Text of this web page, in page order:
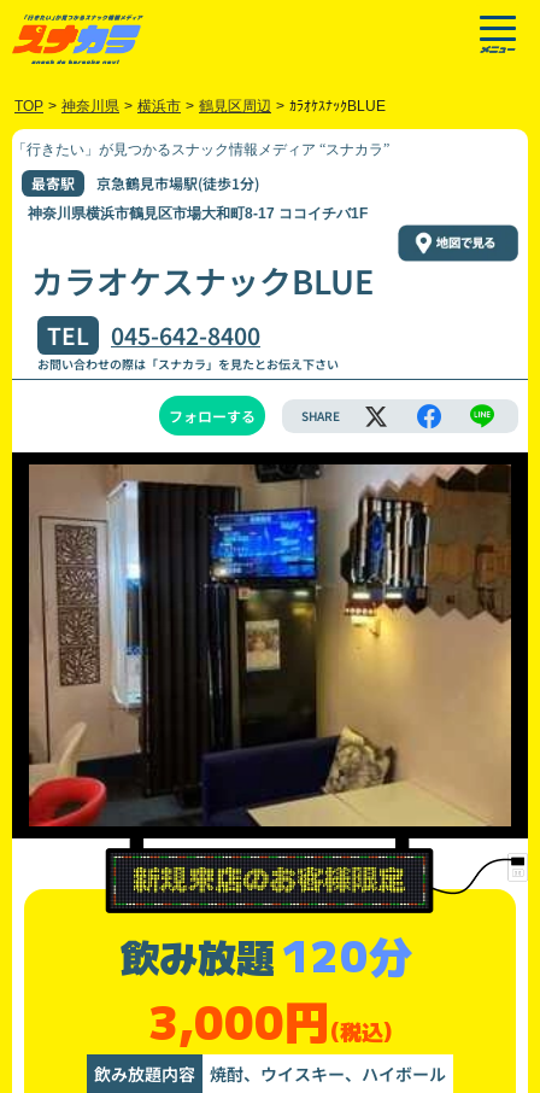
TOP > 神奈川県 > 横浜市 > 鶴見区周辺 > ｶﾗｵｹｽﾅｯｸBLUE
「行きたい」が見つかるスナック情報メディア “スナカラ”
最寄駅 京急鶴見市場駅(徒歩1分)
神奈川県横浜市鶴見区市場大和町8-17 ココイチバ1F
カラオケスナックBLUE
TEL 045-642-8400
お問い合わせの際は「スナカラ」を見たとお伝え下さい
フォローする SHARE
飲み放題120分
3,000円(税込)
飲み放題内容 焼酎、ウイスキー、ハイボール